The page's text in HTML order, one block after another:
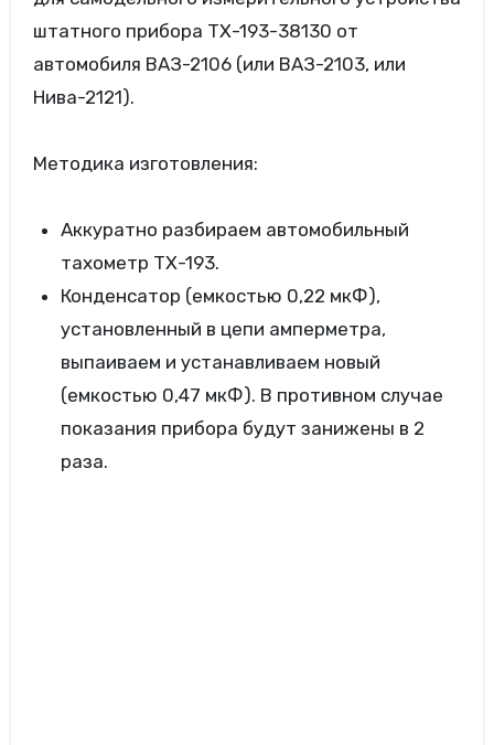
штатного прибора ТХ-193-38130 от
автомобиля ВАЗ-2106 (или ВАЗ-2103, или
Нива-2121).
Методика изготовления:
Аккуратно разбираем автомобильный
тахометр ТХ-193.
Конденсатор (емкостью 0,22 мкФ),
установленный в цепи амперметра,
выпаиваем и устанавливаем новый
(емкостью 0,47 мкФ). В противном случае
показания прибора будут занижены в 2
раза.